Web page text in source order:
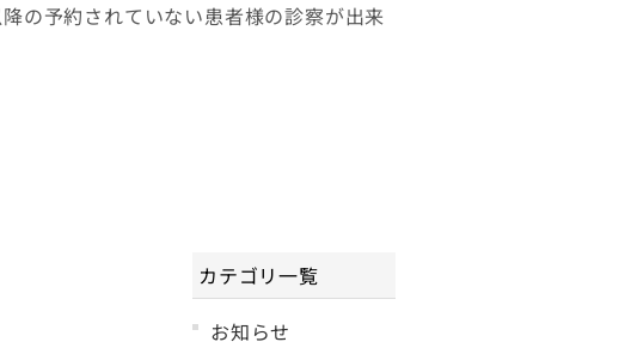
の予約されていない患者様の診察が出来
カテゴリ一覧
お知らせ